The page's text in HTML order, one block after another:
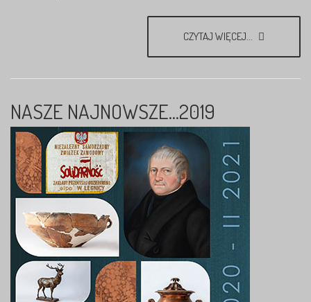
CZYTAJ WIĘCEJ...
NASZE NAJNOWSZE...2019